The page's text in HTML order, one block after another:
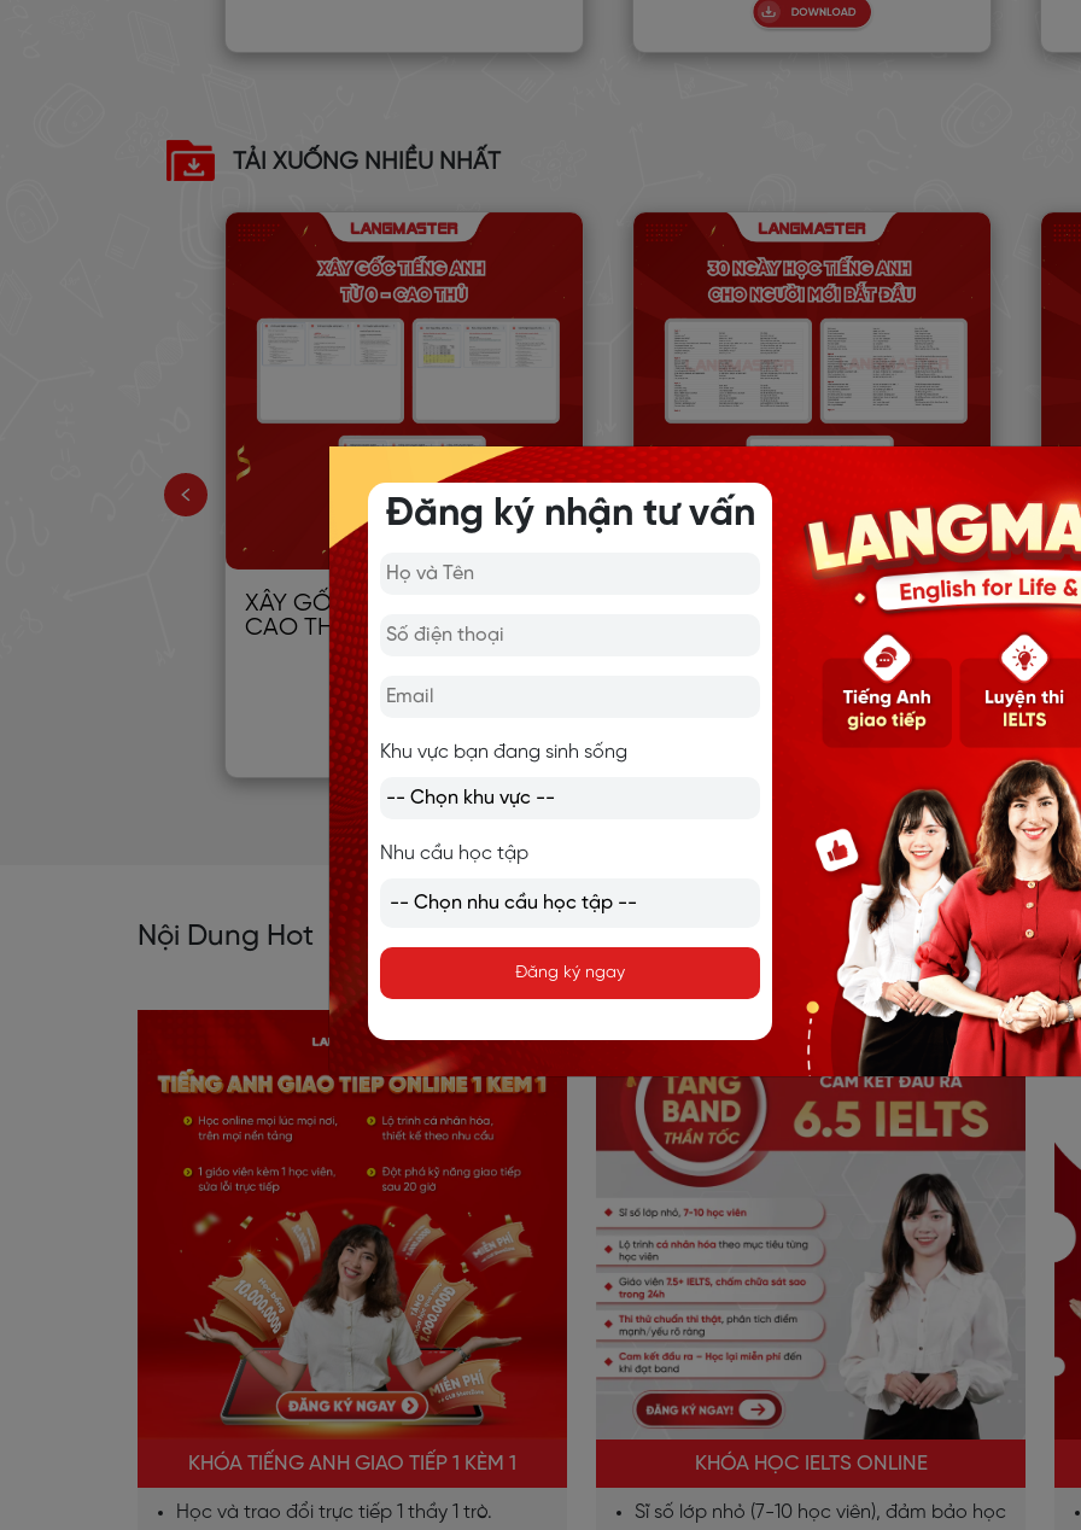
TẢI XUỐNG NHIỀU NHẤT
XÂY GỐC TIẾNG ANH TỪ 0 -
CAO THỦ
30 NGÀY HỌC TIẾNG ANH
CHO NGƯỜI MỚI BẮT ĐẦU
Nội Dung Hot
KHÓA TIẾNG ANH GIAO TIẾP 1 KÈM 1
Học và trao đổi trực tiếp 1 thầy 1 trò.
KHÓA HỌC IELTS ONLINE
Sĩ số lớp nhỏ (7-10 học viên), đảm bảo học
Đăng ký nhận tư vấn
Khu vực bạn đang sinh sống
Nhu cầu học tập
Đăng ký ngay